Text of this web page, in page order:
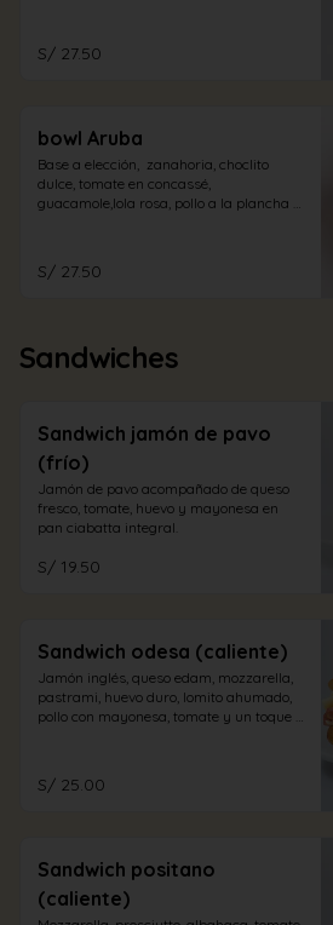
S/ 27.50
bowl Aruba
Base a elección,  zanahoria, choclito
dulce, tomate en concassé,
guacamole,lola rosa, pollo a la plancha
S/ 27.50
Sandwiches
Sandwich jamón de pavo
(frío)
Jamón de pavo acompañado de queso
fresco, tomate, huevo y mayonesa en
pan ciabatta integral.
S/ 19.50
Sandwich odesa (caliente)
Jamón inglés, queso edam, mozzarella,
pastrami, huevo duro, lomito ahumado,
pollo con mayonesa, tomate y un toque
S/ 25.00
Sandwich positano
(caliente)